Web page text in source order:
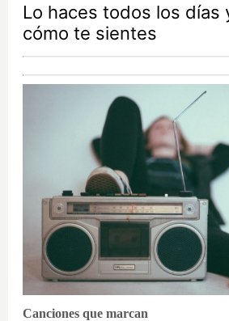
Lo haces todos los días
cómo te sientes
Canciones que marcan